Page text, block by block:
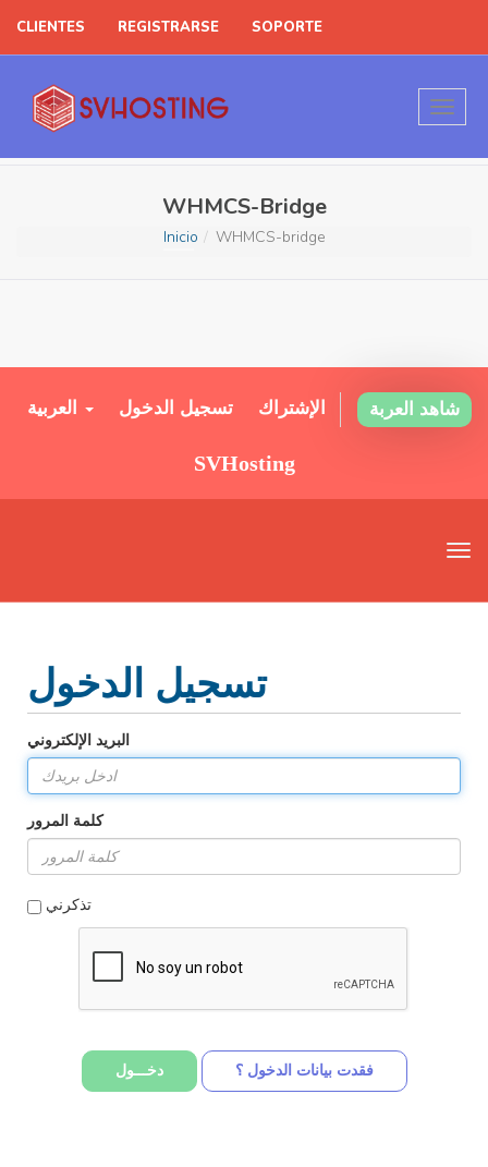
CLIENTES REGISTRARSE SOPORTE
WHMCS-Bridge
Inicio WHMCS-bridge
تسجيل الدخول الإشتراك شاهد العربة
SVHosting
ت
د
ت
ق
تسجيل الدخول
البريد الإلكتروني
كلمة المرور
تذكرني
فقدت بيانات الدخول ؟